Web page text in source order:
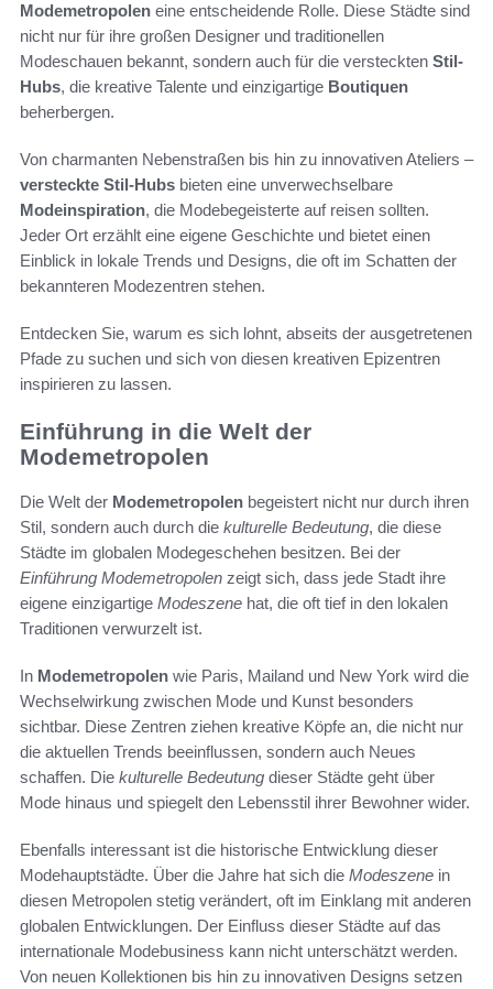
Modemetropolen eine entscheidende Rolle. Diese Städte sind
nicht nur für ihre großen Designer und traditionellen
Modeschauen bekannt, sondern auch für die versteckten Stil-
Hubs, die kreative Talente und einzigartige Boutiquen
beherbergen.
Von charmanten Nebenstraßen bis hin zu innovativen Ateliers –
versteckte Stil-Hubs bieten eine unverwechselbare
Modeinspiration, die Modebegeisterte auf reisen sollten.
Jeder Ort erzählt eine eigene Geschichte und bietet einen
Einblick in lokale Trends und Designs, die oft im Schatten der
bekannteren Modezentren stehen.
Entdecken Sie, warum es sich lohnt, abseits der ausgetretenen
Pfade zu suchen und sich von diesen kreativen Epizentren
inspirieren zu lassen.
Einführung in die Welt der
Modemetropolen
Die Welt der Modemetropolen begeistert nicht nur durch ihren
Stil, sondern auch durch die kulturelle Bedeutung, die diese
Städte im globalen Modegeschehen besitzen. Bei der
Einführung Modemetropolen zeigt sich, dass jede Stadt ihre
eigene einzigartige Modeszene hat, die oft tief in den lokalen
Traditionen verwurzelt ist.
In Modemetropolen wie Paris, Mailand und New York wird die
Wechselwirkung zwischen Mode und Kunst besonders
sichtbar. Diese Zentren ziehen kreative Köpfe an, die nicht nur
die aktuellen Trends beeinflussen, sondern auch Neues
schaffen. Die kulturelle Bedeutung dieser Städte geht über
Mode hinaus und spiegelt den Lebensstil ihrer Bewohner wider.
Ebenfalls interessant ist die historische Entwicklung dieser
Modehauptstädte. Über die Jahre hat sich die Modeszene in
diesen Metropolen stetig verändert, oft im Einklang mit anderen
globalen Entwicklungen. Der Einfluss dieser Städte auf das
internationale Modebusiness kann nicht unterschätzt werden.
Von neuen Kollektionen bis hin zu innovativen Designs setzen